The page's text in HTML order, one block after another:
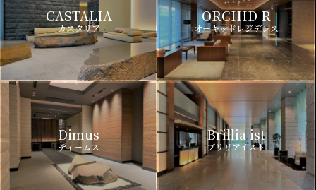
CASTALIA
カスタリア
ORCHID R
オーキッドレジデンス
Dimus
ディームス
Brillia ist
ブリリアイスト